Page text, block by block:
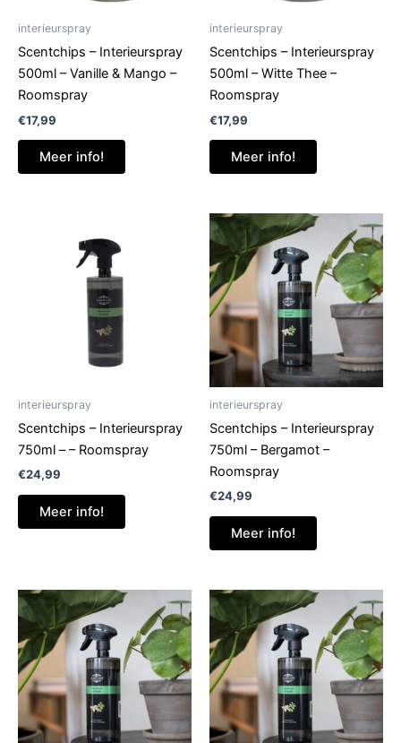
interieurspray
Scentchips – Interieurspray
500ml – Vanille & Mango –
Roomspray
€17,99
Meer info!
interieurspray
Scentchips – Interieurspray
500ml – Witte Thee –
Roomspray
€17,99
Meer info!
interieurspray
Scentchips – Interieurspray
750ml – – Roomspray
€24,99
Meer info!
interieurspray
Scentchips – Interieurspray
750ml – Bergamot –
Roomspray
€24,99
Meer info!